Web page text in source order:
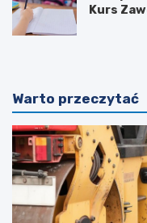
Kurs
Warto przeczytać